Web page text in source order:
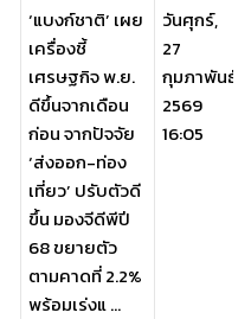
‘แบงก์ชาติ’ เผย
เครื่องชี้
เศรษฐกิจ พ.ย.
ดีขึ้นจากเดือน
ก่อน จากปัจจัย
‘ส่งออก-ท่อง
เที่ยว’ ปรับตัวดี
ขึ้น มองจีดีพีปี
68 ขยายตัว
ตามคาดที่ 2.2%
พร้อมเร่งแ ...
วันศุกร์,
27
กุมภาพันธ์
2569
16:05